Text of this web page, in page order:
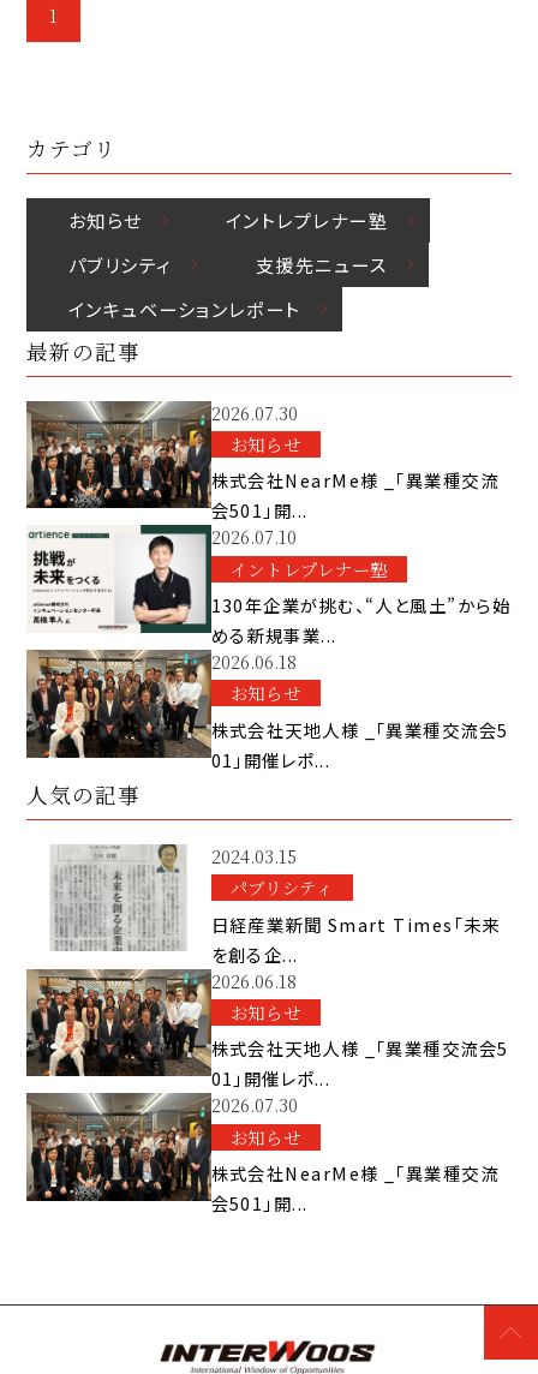
1
カテゴリ
お知らせ
イントレプレナー塾
パブリシティ
⽀援先ニュース
インキュベーションレポート
最新の記事
2026.07.30
お知らせ
株式会社NearMe様 _「異業種交流
会501」開...
2026.07.10
イントレプレナー塾
130年企業が挑む、“人と風土”から始
める新規事業...
2026.06.18
お知らせ
株式会社天地人様 _「異業種交流会5
01」開催レポ...
人気の記事
2024.03.15
パブリシティ
日経産業新聞 Smart Times「未来
を創る企...
2026.06.18
お知らせ
株式会社天地人様 _「異業種交流会5
01」開催レポ...
2026.07.30
お知らせ
株式会社NearMe様 _「異業種交流
会501」開...